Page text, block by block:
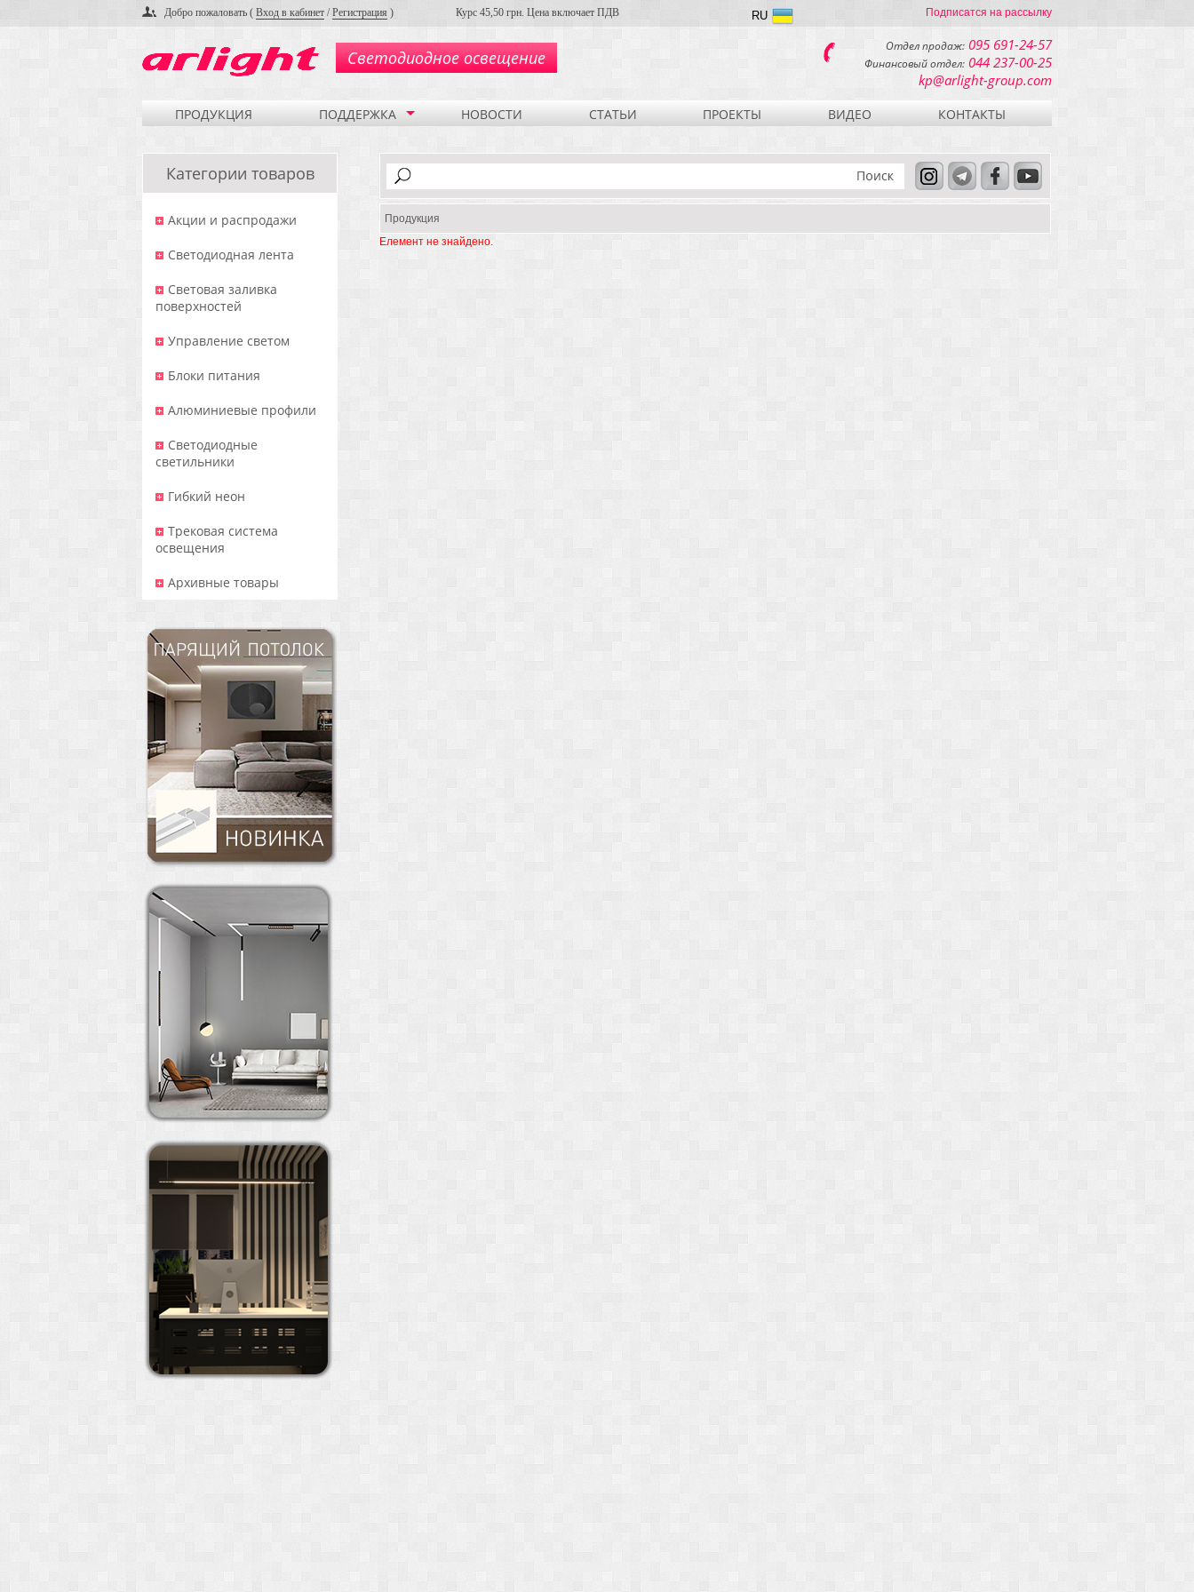
Добро пожаловать ( Вход в кабинет /Регистрация ) Курс 45,50 грн. Цена включает ПДВ Подписатся на рассылку
RU
Светодиодное освещение
Отдел продаж: 095 691-24-57
Финансовый отдел: 044 237-00-25
kp@arlight-group.com
ПРОДУКЦИЯ ПОДДЕРЖКА НОВОСТИ СТАТЬИ ПРОЕКТЫ ВИДЕО КОНТАКТЫ
Категории товаров
Акции и распродажи
Светодиодная лента
Световая заливка
поверхностей
Управление светом
Блоки питания
Алюминиевые профили
Светодиодные
светильники
Гибкий неон
Трековая система
освещения
Архивные товары
Продукция
Елемент не знайдено.